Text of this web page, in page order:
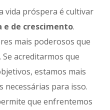
vida próspera é cultivar
de crescimento.
mais poderosos que
acreditarmos que
estamos mais
necessárias para isso.
que enfrentemos